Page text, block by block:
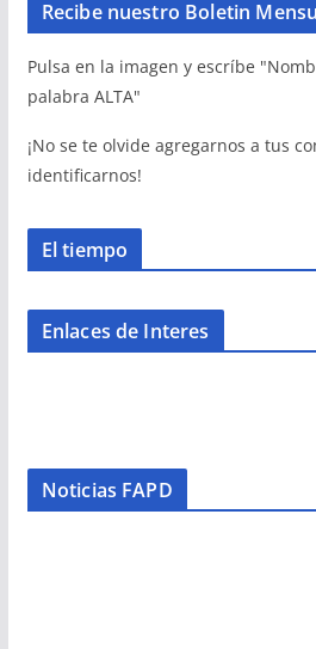
Recibe nuestro Boletin
Pulsa en la imagen y escríbe
palabra ALTA"
¡No se te olvide agregarnos a tus
identificarnos!
El tiempo
Enlaces de Interes
Noticias FAPD